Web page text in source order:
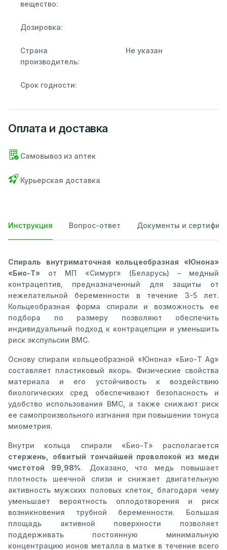
вещество:
Дозировка:
Страна
производитель:
Не указан
Срок годности:
Оплата и доставка
Самовывоз из аптек
Курьерская доставка
Инструкция Вопрос-ответ Документы и
Спираль внутриматочная кольцеобразная «Юнона»
«Био-Т» от МП «Симург» (Беларусь) – медный
контрацептив, предназначенный для защиты от
нежелательной беременности в течение 3-5 лет.
Кольцеобразная форма спирали и возможность ее
подбора по размеру позволяют обеспечить
индивидуальный подход к контрацепции и уменьшить
риск экспульсии ВМС.
Основу спирали кольцеобразной «Юнона» «Био-Т Ag»
составляет пластиковый якорь. Физические свойства
материала и его устойчивость к воздействию
биологических сред обеспечивают безопасность и
удобство использования ВМС, а также снижают риск
ее самопроизвольного изгнания при повышении тонуса
миометрия.
Внутри кольца спирали «Био-Т» располагается
стержень, обвитый тончайшей проволокой из меди
чистотой 99,98%. Доказано, что медь повышает
плотность шеечной слизи и снижает двигательную
активность мужских половых клеток, благодаря чему
уменьшает вероятность оплодотворения и риск
возникновения трубной беременности. Большая
площадь активной поверхности позволяет
поддерживать постоянную минимальную
концентрацию ионов металла в матке в течение всего